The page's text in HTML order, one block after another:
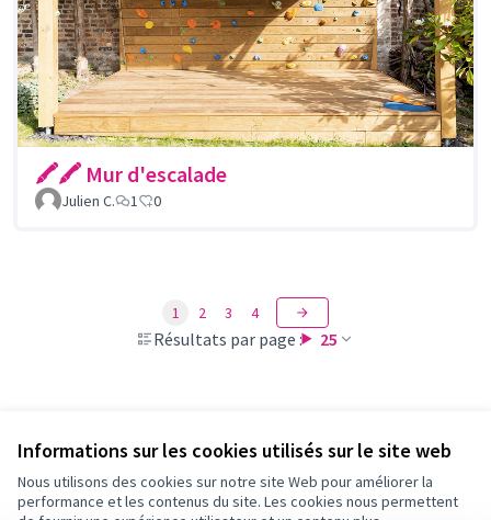
Informations sur les cookies utilisés sur le site web
Nous utilisons des cookies sur notre site Web pour améliorer la
performance et les contenus du site. Les cookies nous permettent
🖍🖍 Mur d'escalade
Julien C. 1 0
Résultats par page : 25
1 2 3 4
Conditions d'utilisation